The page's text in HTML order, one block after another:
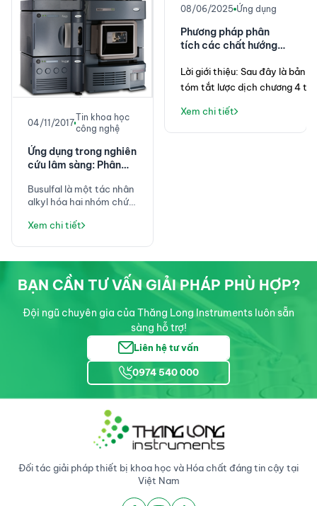
04/11/2017
Tin khoa học
công nghệ
Ứng dụng trong nghiên
cứu lâm sàng: Phân
huyết tương
Busulfal là một tác nhân
alkyl hóa hai nhóm chức
học khác nhau nhiều
thuốc-thuốc.
Xem chi tiết
08/06/2025 Ứng dụng
Phương pháp phân
tích các chất hướng
học và độc học -
Chương 4
Lời giới thiệu: Sau đây là bản
tóm tắt lược dịch chương 4 từ
Substance Analysis, Methods
nghiệp tiến sĩ tại đại học
BOKU Vienna (Cộng hoà Áo)
ngành hoá phân tích, đã có
trên 10 năm kinh nghiệm làm
việc với các thiết bị khối phổ,
tập trung vào ứng dụng các
kỹ thuật khối phổ trong phân
tích các chất chuyển hoá
(metabolites) và protein
trong các đối tượng mẫu sinh
0762-3492
sách này cung cấp một cái
nhìn tổng quan về các phương
Xem chi tiết
BẠN CẦN TƯ VẤN GIẢI PHÁP PHÙ HỢP?
Đội ngũ chuyên gia của Thăng Long Instruments luôn sẵn
sàng hỗ trợ!
Liên hệ tư vấn
0974 540 000
Đối tác giải pháp thiết bị khoa học và Hóa chất đáng tin cậy tại
Việt Nam